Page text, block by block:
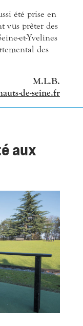
été prise en
vus prêter des
et-Yvelines
des
M.L.B.
de-seine.fr
aux